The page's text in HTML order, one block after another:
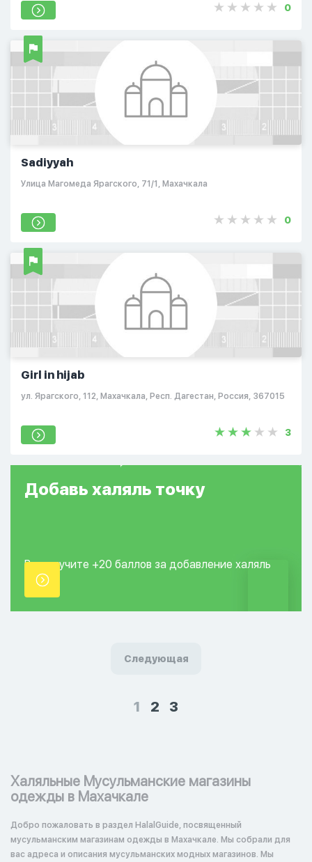
0
Sadiyyah
​Улица Магомеда Ярагского, 71/1, Махачкала
0
Girl in hijab
ул. Ярагского, 112, Махачкала, Респ. Дагестан, Россия, 367015
3
Добавь халяль точку
Вы получите +20 баллов за добавление халяль
точки.
Следующая
1 2 3
Халяльные Мусульманские магазины
одежды в Махачкале
Добро пожаловать в раздел HalalGuide, посвященный
мусульманским магазинам одежды в Махачкале. Мы собрали для
вас адреса и описания мусульманских модных магазинов. Мы